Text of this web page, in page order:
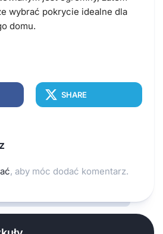
wybrać pokrycie idealne dla
domu.
SHARE
, aby móc dodać komentarz.